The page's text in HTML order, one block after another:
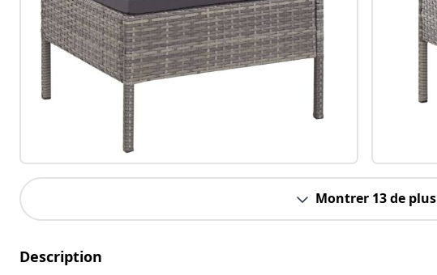
Montrer 13 de plus
Description